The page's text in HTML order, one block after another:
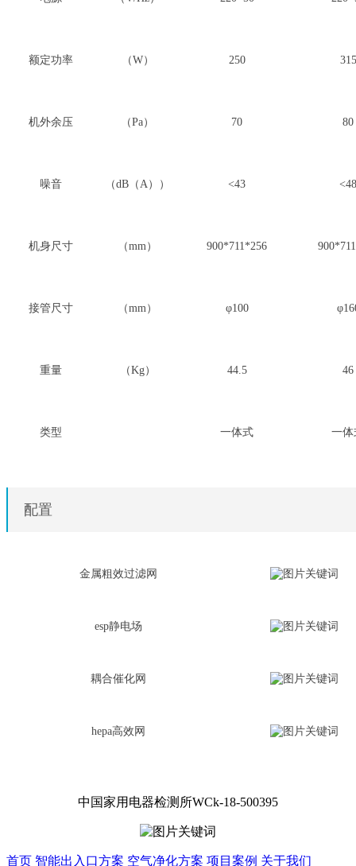
额定功率 （W） 250 315
机外余压 （Pa） 70 80
噪音 （dB（A）） <43 <48
机身尺寸 （mm） 900*711*256
接管尺寸 （mm） φ100
重量 （Kg） 44.5 46
类型 一体式 一体
配置
金属粗效过滤网
esp静电场
耦合催化网
hepa高效网
中国家用电器检测所WCk-18-500395
首页 智能出入口方案 空气净化方案 项目案例 关于我们